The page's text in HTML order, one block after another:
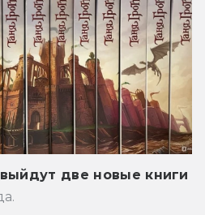
две новые книги